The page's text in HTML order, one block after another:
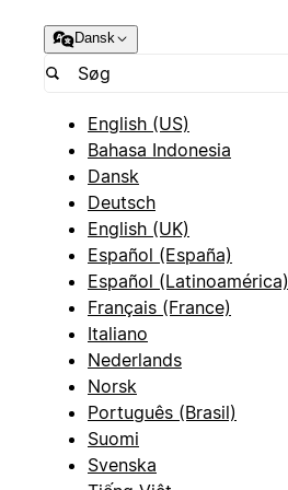
Dansk
English (US)
Bahasa Indonesia
Dansk
Deutsch
English (UK)
Español (España)
Español (Latinoamérica)
Français (France)
Italiano
Nederlands
Norsk
Português (Brasil)
Suomi
Svenska